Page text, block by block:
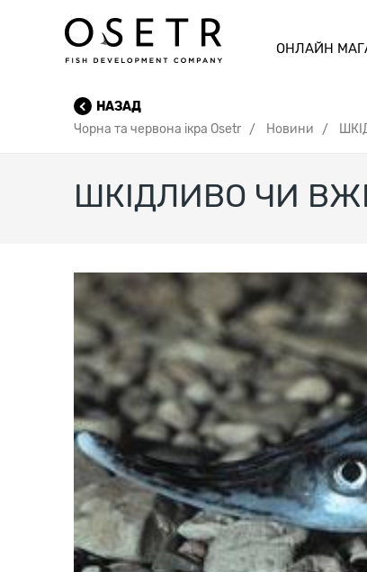
ОНЛАЙН
НАЗАД
Чорна та червона ікра Osetr
Новини
ШКІДЛИВО ЧИ